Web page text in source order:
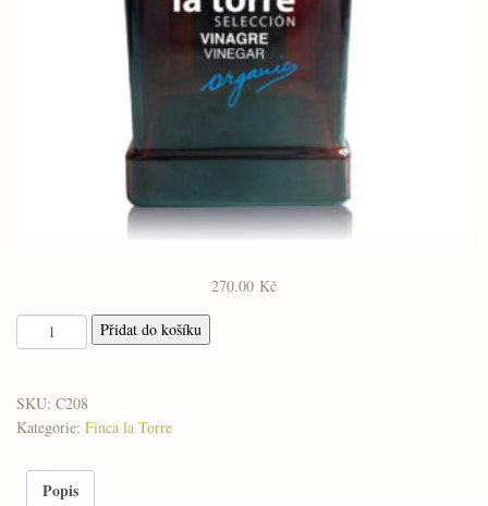
270.00 Kč
Pedro
Ximénez
vinný
ocet
Přidat do košíku
SKU: C208
Kategorie: Finca la Torre
Popis